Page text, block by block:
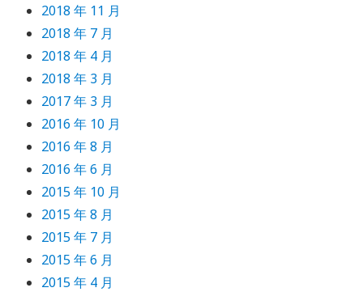
2018 年 11 月
2018 年 7 月
2018 年 4 月
2018 年 3 月
2017 年 3 月
2016 年 10 月
2016 年 8 月
2016 年 6 月
2015 年 10 月
2015 年 8 月
2015 年 7 月
2015 年 6 月
2015 年 4 月